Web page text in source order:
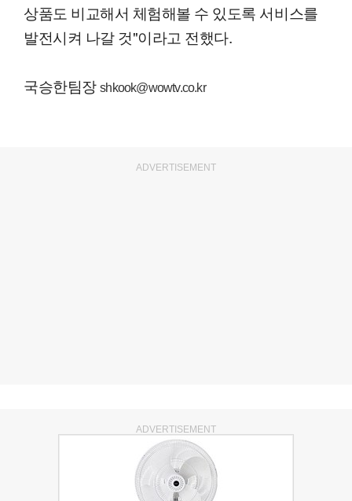
상품도 비교해서 체험해볼 수 있도록 서비스를
발전시켜 나갈 것"이라고 전했다.
국승한팀장shkook@wowtv.co.kr
ADVERTISEMENT
ADVERTISEMENT